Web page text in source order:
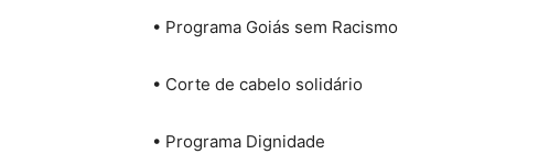
• Programa Goiás sem Racismo
• Corte de cabelo solidário
• Programa Dignidade